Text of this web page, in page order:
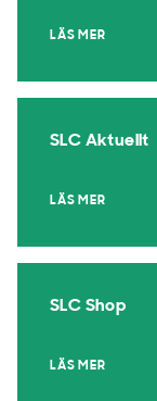
LÄS MER
SLC Aktuellt
LÄS MER
SLC Shop
LÄS MER